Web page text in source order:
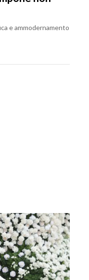
e ammodernamento